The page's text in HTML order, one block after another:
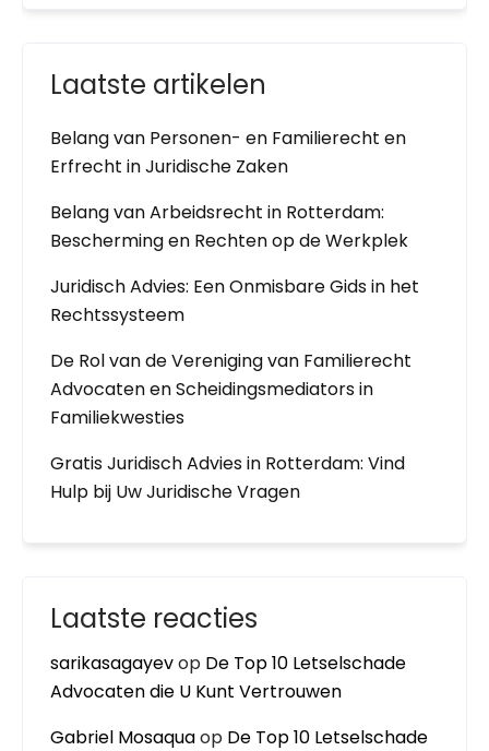
Laatste artikelen
Belang van Personen- en Familierecht en
Erfrecht in Juridische Zaken
Belang van Arbeidsrecht in Rotterdam:
Bescherming en Rechten op de Werkplek
Juridisch Advies: Een Onmisbare Gids in het
Rechtssysteem
De Rol van de Vereniging van Familierecht
Advocaten en Scheidingsmediators in
Familiekwesties
Gratis Juridisch Advies in Rotterdam: Vind
Hulp bij Uw Juridische Vragen
Laatste reacties
sarikasagayevop De Top 10 Letselschade
Advocaten die U Kunt Vertrouwen
Gabriel Mosaquaop De Top 10 Letselschade